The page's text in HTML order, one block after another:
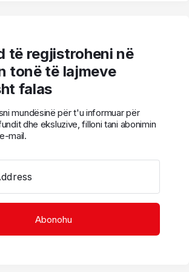
të regjistroheni në
tonë të lajmeve
falas
mundësinë për t'u informuar për
dhe eksluzive, filloni tani abonimin
mail.